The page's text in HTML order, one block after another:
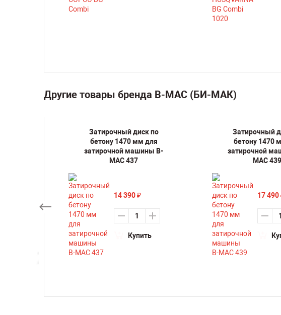
Другие товары бренда B-MAC (БИ-МАК)
Затирочный диск по
бетону 1470 мм для
затирочной машины B-
MAC 437
14 390 ₽
Купить
Затирочный
бетону 1470
затирочной
MAC 439
17 490